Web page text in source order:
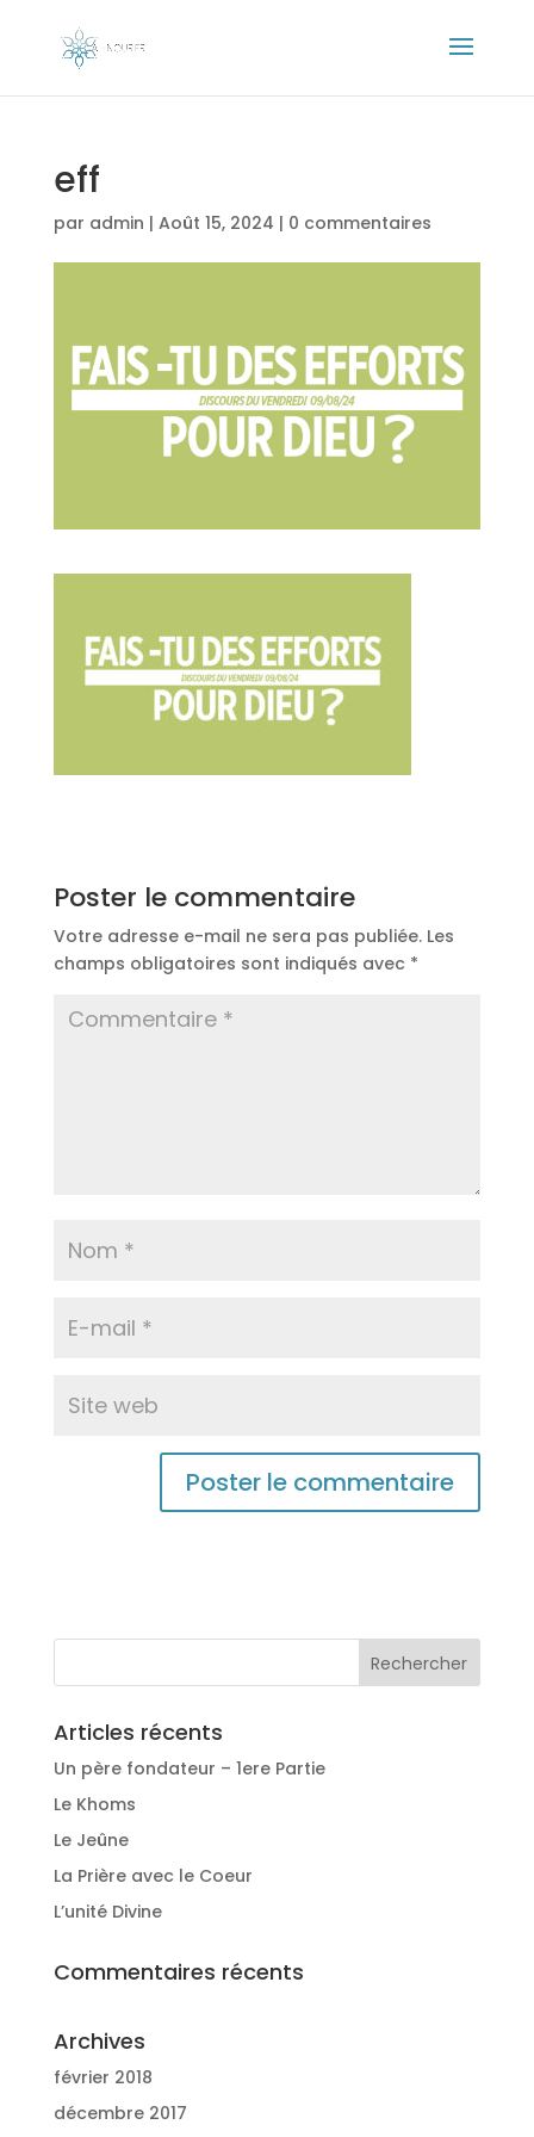
eff
par admin | Août 15, 2024 | 0 commentaires
Poster le commentaire
Votre adresse e-mail ne sera pas publiée. Les
champs obligatoires sont indiqués avec *
Articles récents
Un père fondateur – 1ere Partie
Le Khoms
Le Jeûne
La Prière avec le Coeur
L’unité Divine
Commentaires récents
Archives
février 2018
décembre 2017